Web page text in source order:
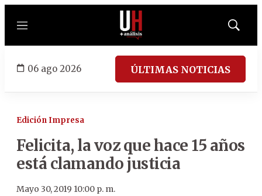
Menú
Mostrar
06 ago 2026 ÚLTIMAS NOTICIAS
Edición Impresa
Felicita, la voz que hace 15 años
está clamando justicia
Mayo 30, 2019 10:00 p. m.